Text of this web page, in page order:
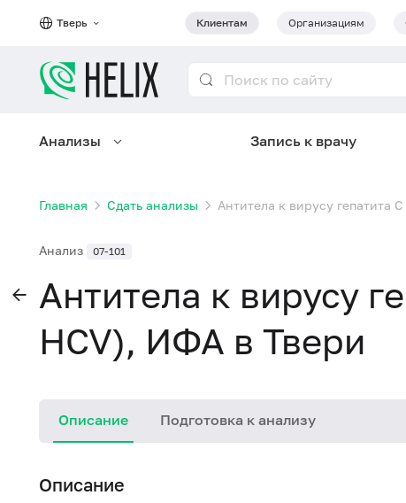
Тверь Клиентам Организациям
Анализы Запись к врачу
Главная Сдать анализы Антитела к вирусу гепатита
Анализ 07-101
Антитела к вирусу
HCV), ИФА в Твери
Описание Подготовка к анализу
Описание